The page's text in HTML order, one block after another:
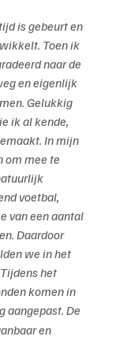
is gebeurt en
Toen ik
naar de
en eigenlijk
Gelukkig
ik al kende,
In mijn
om mee te
voetbal,
van een aantal
Daardoor
we in het
het
komen in
aangepast. De
en